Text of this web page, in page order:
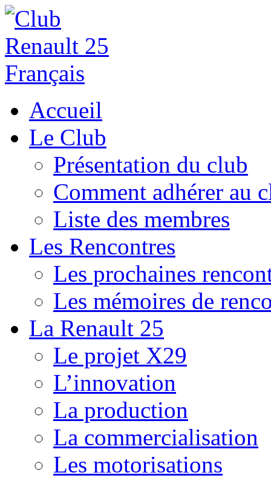
Accueil
Le Club
Présentation du club
Comment adhérer au
Liste des membres
Les Rencontres
Les prochaines
Les mémoires de
La Renault 25
Le projet X29
L’innovation
La production
La commercialisation
Les motorisations